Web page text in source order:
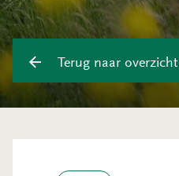
Terug naar overzicht